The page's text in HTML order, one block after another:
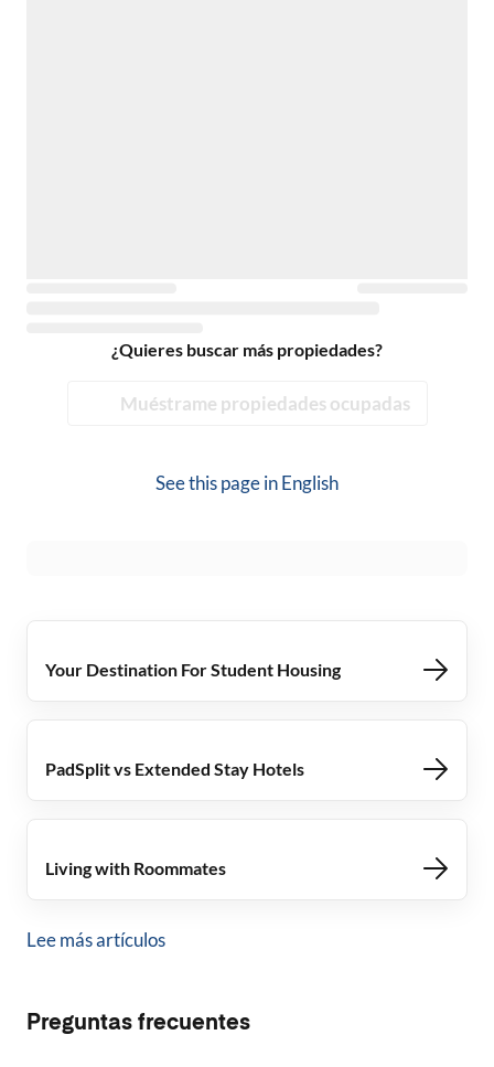
¿Quieres buscar más propiedades?
Muéstrame propiedades ocupadas
See this page inEnglish
Your Destination For Student Housing
PadSplit vs Extended Stay Hotels
Living with Roommates
Lee más artículos
Preguntas frecuentes